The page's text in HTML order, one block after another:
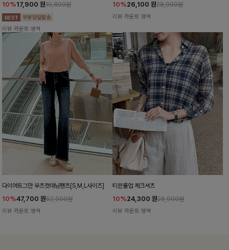
10%17,900 원19,800원
리뷰 카운트 영역
10%26,100 원28,900원
리뷰 카운트 영역
다이어트그만 부츠컷데님팬츠[S,M,L사이즈]
10%47,700 원52,900원
리뷰 카운트 영역
티븐롤업 체크셔츠
10%24,300 원26,900원
리뷰 카운트 영역